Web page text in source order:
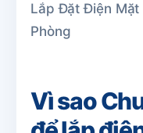
Lắp Đặt Điện Mặt
Phòng
Vì sao